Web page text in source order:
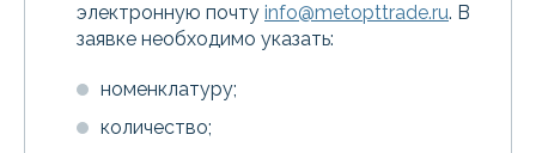
электронную почту info@metopttrade.ru. В
заявке необходимо указать:
номенклатуру;
количество;